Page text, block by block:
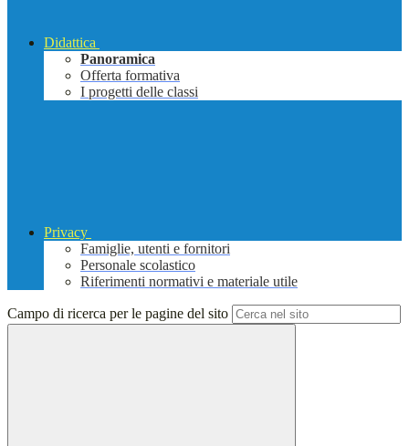
Didattica
Panoramica
Offerta formativa
I progetti delle classi
Privacy
Famiglie, utenti e fornitori
Personale scolastico
Riferimenti normativi e materiale utile
Campo di ricerca per le pagine del sito